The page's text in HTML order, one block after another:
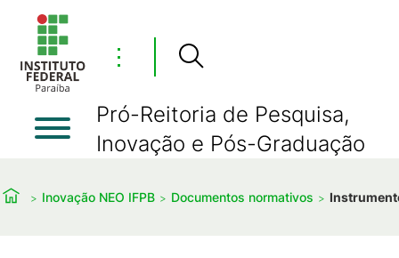
⋮
Pró-Reitoria de Pesquisa,
Inovação e Pós-Graduação
Inovação NEO IFPB Documentos normativos